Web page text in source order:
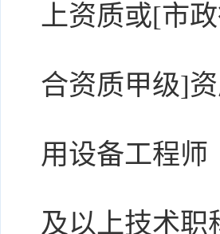
上资质或[市
合资质甲级]
用设备工程师
及以上技术职